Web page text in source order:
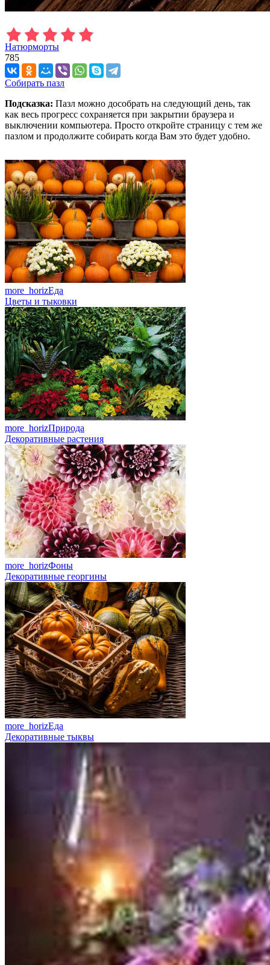
Натюрморты
785
Собирать пазл
Подсказка: Пазл можно дособрать на следующий день, так
как весь прогресс сохраняется при закрытии браузера и
выключении компьютера. Просто откройте страницу с тем же
пазлом и продолжите собирать когда Вам это будет удобно.
more_horizЕда
Цветы и тыковки
more_horizПрирода
Декоративные растения
more_horizФоны
Декоративные георгины
more_horizЕда
Декоративные тыквы